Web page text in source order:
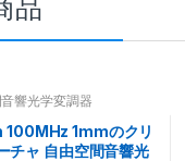
品
響光学変調器
1mmのクリ
チャ 自由空間音響光